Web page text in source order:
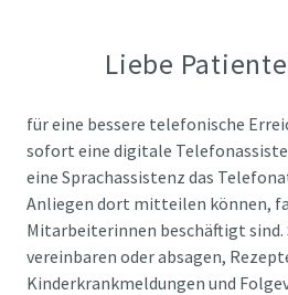
Liebe
für eine bessere telefonische
sofort eine digitale
eine Sprachassistenz das
Anliegen dort mitteilen können,
Mitarbeiterinnen beschäftigt sind.
vereinbaren oder absagen,
Kinderkrankmeldungen und